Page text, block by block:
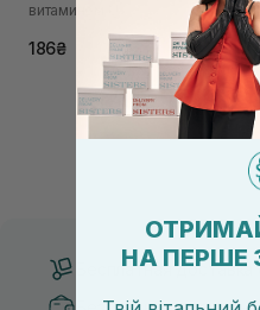
витамином U
186₴
Бесплатная
НА ПЕРШЕ